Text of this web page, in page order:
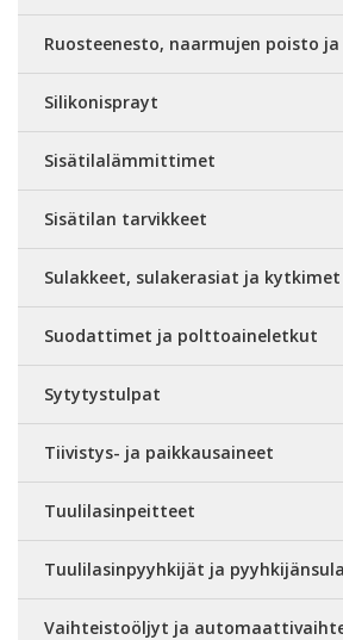
Ruosteenesto, naarmujen poisto
Silikonisprayt
Sisätilalämmittimet
Sisätilan tarvikkeet
Sulakkeet, sulakerasiat ja kytkimet
Suodattimet ja polttoaineletkut
Sytytystulpat
Tiivistys- ja paikkausaineet
Tuulilasinpeitteet
Tuulilasinpyyhkijät ja
Vaihteistoöljyt ja